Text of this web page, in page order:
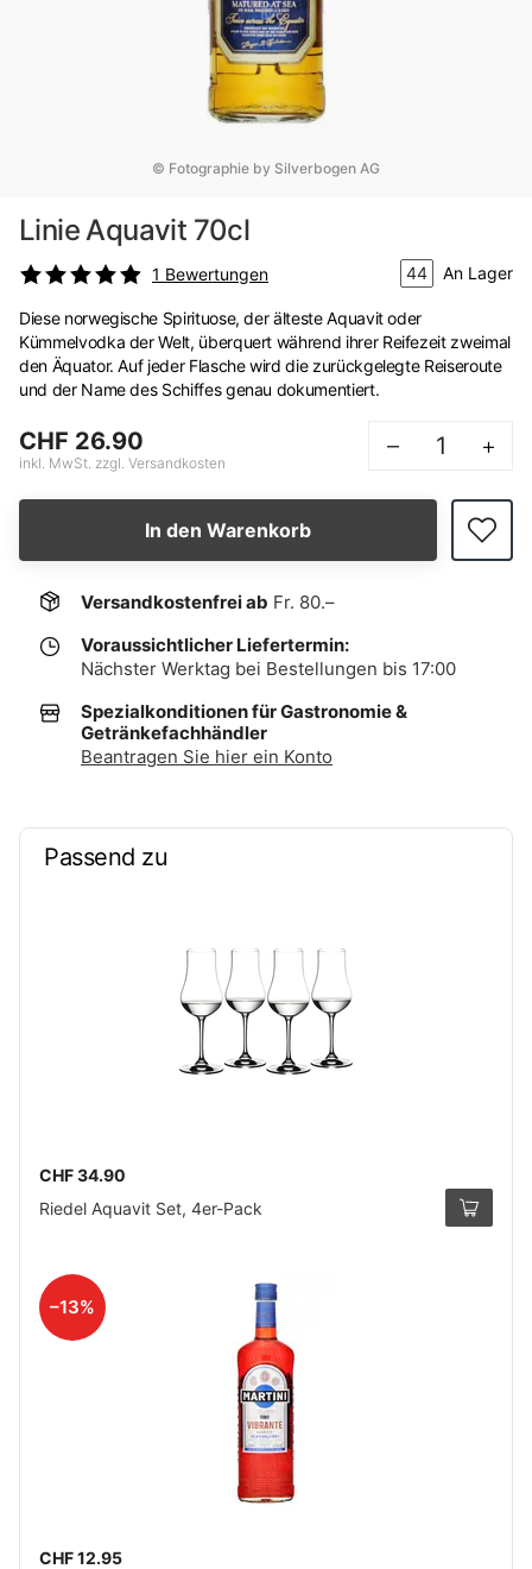
© Fotographie by Silverbogen AG
Linie Aquavit 70cl
1 Bewertungen 44 An Lager
Diese norwegische Spirituose, der älteste Aquavit oder
Kümmelvodka der Welt, überquert während ihrer Reifezeit zweimal
den Äquator. Auf jeder Flasche wird die zurückgelegte Reiseroute
und der Name des Schiffes genau dokumentiert.
CHF 26.90
inkl. MwSt. zzgl. Versandkosten
– +
In den Warenkorb
Versandkostenfrei ab Fr. 80.–
Voraussichtlicher Liefertermin:
Nächster Werktag bei Bestellungen bis 17:00
Spezialkonditionen für Gastronomie &
Getränkefachhändler
Beantragen Sie hier ein Konto
Passend zu
CHF 34.90
Riedel Aquavit Set, 4er-Pack
–13%
CHF 12.95